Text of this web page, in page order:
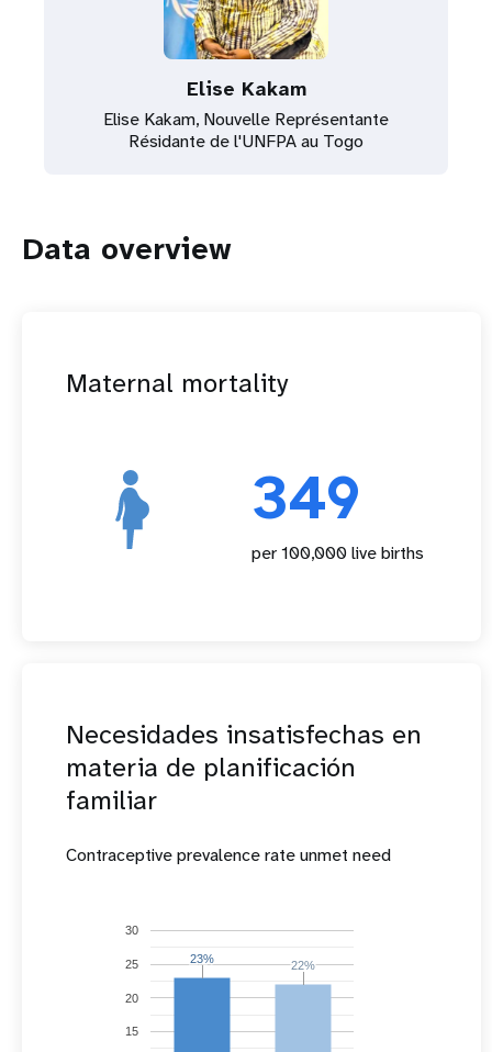
Elise Kakam
Elise Kakam, Nouvelle Représentante
Résidante de l'UNFPA au Togo
Data overview
Maternal mortality
349
per 100,000 live births
Necesidades insatisfechas en
materia de planificación
familiar
Contraceptive prevalence rate unmet need
15
20
25
30
23%
23% 22%
22%